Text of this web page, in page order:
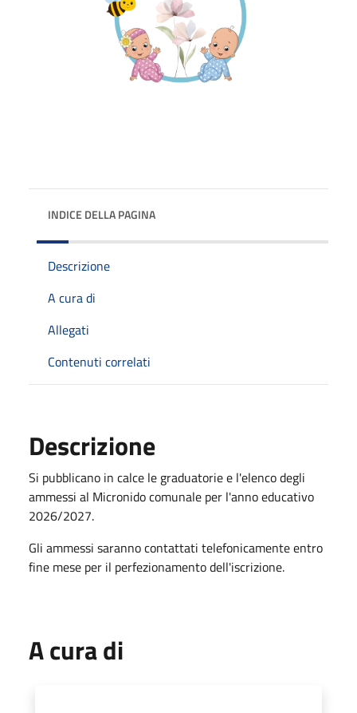
INDICE DELLA PAGINA
Descrizione
A cura di
Allegati
Contenuti correlati
Descrizione
Si pubblicano in calce le graduatorie e l'elenco degli
ammessi al Micronido comunale per l'anno educativo
2026/2027.
Gli ammessi saranno contattati telefonicamente entro
fine mese per il perfezionamento dell'iscrizione.
A cura di